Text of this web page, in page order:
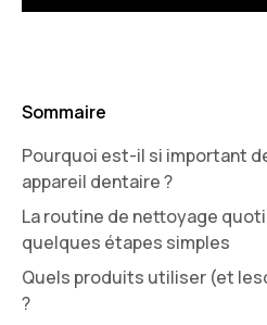
Sommaire
Pourquoi est-il si important
appareil dentaire ?
La routine de nettoyage
quelques étapes simples
Quels produits utiliser (et
?